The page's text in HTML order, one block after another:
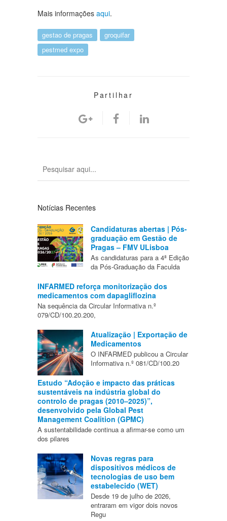
Mais informações aqui.
gestao de pragas
groquifar
pestmed expo
Partilhar
Notícias Recentes
Candidaturas abertas | Pós-
graduação em Gestão de
Pragas – FMV ULisboa
As candidaturas para a 4ª Edição
da Pós-Graduação da Faculda
INFARMED reforça monitorização dos
medicamentos com dapagliflozina
Na sequência da Circular Informativa n.º
079/CD/100.20.200,
Atualização | Exportação de
Medicamentos
O INFARMED publicou a Circular
Informativa n.º 081/CD/100.20
Estudo “Adoção e impacto das práticas
sustentáveis na indústria global do
controlo de pragas (2010–2025)”,
desenvolvido pela Global Pest
Management Coalition (GPMC)
A sustentabilidade continua a afirmar-se como um
dos pilares
Novas regras para
dispositivos médicos de
tecnologias de uso bem
estabelecido (WET)
Desde 19 de julho de 2026,
entraram em vigor dois novos
Regu